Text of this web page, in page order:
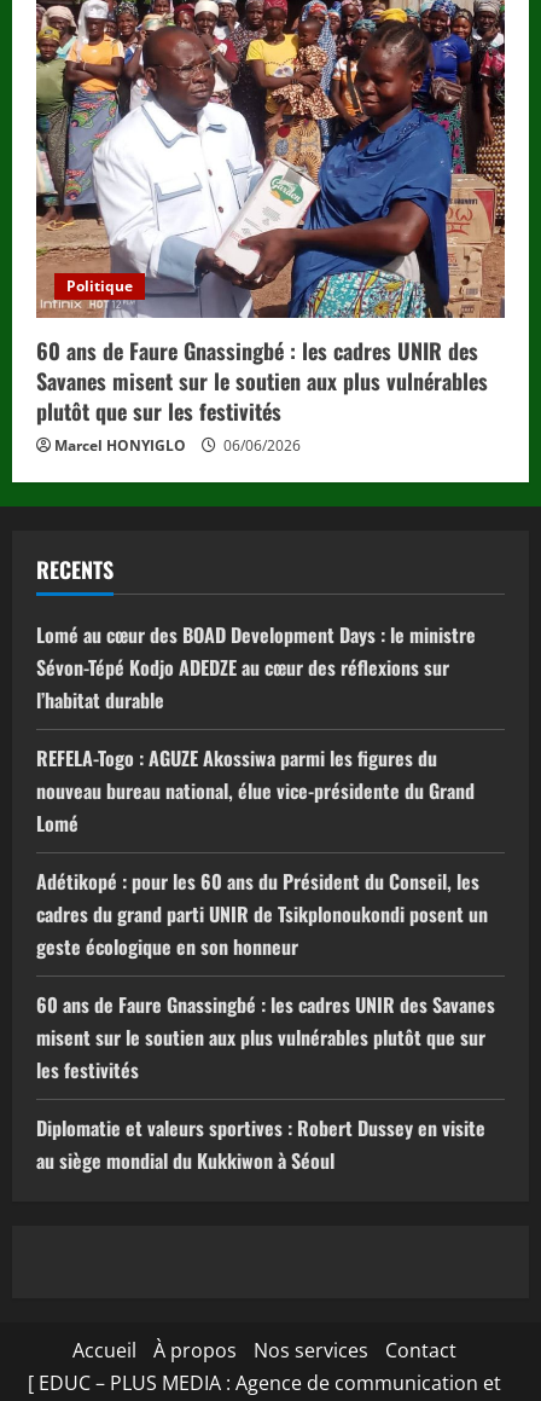
Politique
60 ans de Faure Gnassingbé : les cadres UNIR des
Savanes misent sur le soutien aux plus vulnérables
plutôt que sur les festivités
Marcel HONYIGLO 06/06/2026
RECENTS
Lomé au cœur des BOAD Development Days : le ministre
Sévon-Tépé Kodjo ADEDZE au cœur des réflexions sur
l’habitat durable
REFELA-Togo : AGUZE Akossiwa parmi les figures du
nouveau bureau national, élue vice-présidente du Grand
Lomé
Adétikopé : pour les 60 ans du Président du Conseil, les
cadres du grand parti UNIR de Tsikplonoukondi posent un
geste écologique en son honneur
60 ans de Faure Gnassingbé : les cadres UNIR des Savanes
misent sur le soutien aux plus vulnérables plutôt que sur
les festivités
Diplomatie et valeurs sportives : Robert Dussey en visite
au siège mondial du Kukkiwon à Séoul
Accueil À propos Nos services
Contact
[ EDUC – PLUS MEDIA : Agence de communication et